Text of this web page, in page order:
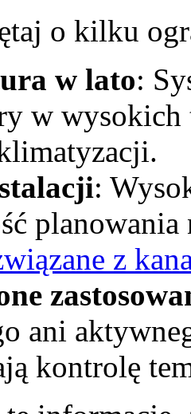
o kilku
w lato:
w wysokich
:
planowania
z
ani
kontrolę